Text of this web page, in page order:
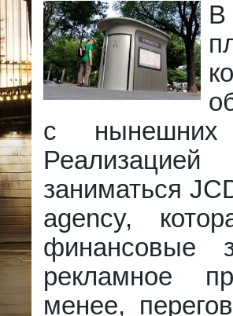
с
заниматься
agency,
финансовые
рекламное
менее,